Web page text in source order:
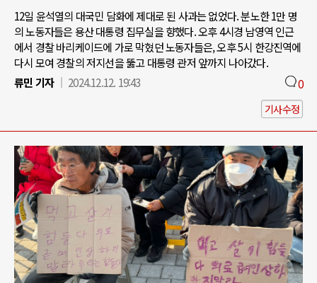
12일 윤석열의 대국민 담화에 제대로 된 사과는 없었다. 분노한 1만 명
의 노동자들은 용산 대통령 집무실을 향했다. 오후 4시경 남영역 인근
에서 경찰 바리케이드에 가로 막혔던 노동자들은, 오후 5시 한강진역에
다시 모여 경찰의 저지선을 뚫고 대통령 관저 앞까지 나아갔다.
류민 기자
2024.12.12. 19:43 0
기사수정